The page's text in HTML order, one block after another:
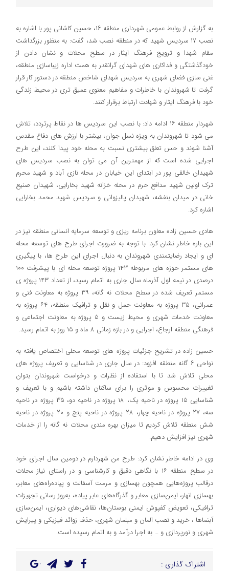
به گزارش از روابط عمومی شهرداری منطقه ۱۶، حسین کاشانی پور با اشاره به
نصب ۱۷ سردیس شهید که در منطقه نصب شد، گفت: به منظور بزرگداشت
مقام شهدا و ترویج فرهنگ ایثار در سطح محلات و نشان دادن از
خودگذشتگی و فداکاری های شهدای گرانقدر به همت اداره زیباسازی منطقه،
غنی سازی فضای شهری به سردیس شهدای شاخص منطقه در دستور کار قرار
گرفت تا شهروندان با خاطرات و مفاهیم معنوی عمیق تری در محیط زندگی
خود با فرهنگ ایثار و شهادت ارتباط برقرار کنند.
شهردار منطقه ۱۶ ادامه داد: با نصب این سردیس ها در نقاط پرتردد، تلاش
می شود تا شهروندان به ویژه نسل جوان، بیشتر با ارزش های دفاع مقدس
آشنا شوند و حس تعلق بیشتری نسبت به محله خود پیدا کنند، این طرح
اجرایی شده است که از مهمترین آن می توان به نصب سردیس های
شهیدان خالقی پور در ابتدای این خیابان در محله نازی آباد و شهید محرم
ترک اولین شهید مدافع حرم در محله خزانه شهید بخارایی، شهیدان صنیع
خانی در میدان بنفشه، شهیدان پالیزوانی و سردیس شهید محمد بخارایی
اشاره کرد.
هادی حسین زاده معاون برنامه ریزی و توسعه سرمایه انسانی منطقه نیز در
این باره خاطر نشان کرد: با توجه به ضرورت اجرای طرح های توسعه محله
ای و ایجاد رضایتمندی شهروندان به دنبال اجرای این طرح ها، با پیگیری
های مستمر حوزه های مربوطه ۱۴۳ پروژه توسعه محله ای با پیشرفت ۱۰۰
درصدی در نیمه اول آذرماه سال جاری به اتمام رسید، از تعداد ۱۴۳ پروژه ی
مستمر تعریف شده در سطح محلات نه گانه، ۳۹ پروژه به معاونت فنی و
عمرانی، ۳۵ پروژه به معاونت حمل و نقل و ترافیک منطقه، ۶۴ پروژه به
معاونت خدمات شهری و محیط زیست و ۵ پروژه به معاونت اجتماعی و
فرهنگی منطقه ارجاع، اجرایی و در بازه زمانی ۸ ماه و ۱۵ روز به اتمام رسید.
حسین زاده در تشریح جزئیات پروژه های توسعه محلی اختصاص یافته به
نواحی ۶ گانه منطقه افزود: در سال جاری در شناسایی و تعریف پروژه های
محلی تلاش شد تا با استفاده از نظرات و درخواست شهروندان بتوان
تغییرات محسوس و موثری را برای ساکنان داشته باشیم و با تعریف و
شناسایی ۱۵ پروژه در ناحیه یک، ۱۸ پروژه در ناحیه دو، ۳۵ پروژه در ناحیه
سه، ۲۷ پروژه در ناحیه چهار، ۲۸ پروژه در ناحیه پنج و ۲۰ پروژه در ناحیه
شش منطقه تلاش کردیم تا میزان بهره مندی محلات نه گانه را از خدمات
شهری نیز افزایش دهیم.
وی در ادامه خاطر نشان کرد: طرح من شهردارم در دومین سال اجرای خود
در سطح منطقه ۱۶ با نگاهی دقیق و کارشناسی و در راستای نیاز محلات
درقالب پروژه‌هایی همچون بهسازی و مرمت آسفالت و پیاده‌راه‌های معابر،
بهسازی انهار، ایمن‌سازی معابر و گذرگاه‌های عابر پیاده، به‌روز رسانی تجهیزات
ترافیکی، تعویض کفپوش ایمنی بوستان‌ها، نقاشی‌های دیواری، ایمن‌سازی
آبنماها ، خرید و نصب المان و مبلمان شهری، حذف زوائد فیزیکی و پیرایش
شهری و نورپردازی و … به اجرا درآمد و به اتمام رسیده است.
اشتراک گذاری :